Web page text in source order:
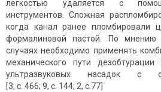
легкостью удаляется с
инструментов. Сложная
когда канал ранее пломбировали
формалиновой пастой. По мнению
случаях необходимо применять
механического пути
ультразвуковых насадок с
[3, с. 466; 9, с. 144; 2, с.77]